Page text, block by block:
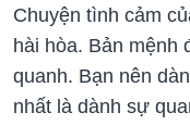
Chuyện tình cảm
hài hòa. Bản mệnh
quanh. Bạn nên
nhất là dành sự